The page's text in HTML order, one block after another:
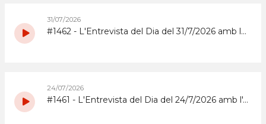
31/07/2026
#1462 - L'Entrevista del Dia del 31/7/2026 amb la coordinadora i els participants del grup de grans del Casal d'Estiu Municipal de 2026
24/07/2026
#1461 - L'Entrevista del Dia del 24/7/2026 amb l'Abrera Gimnàstic Club